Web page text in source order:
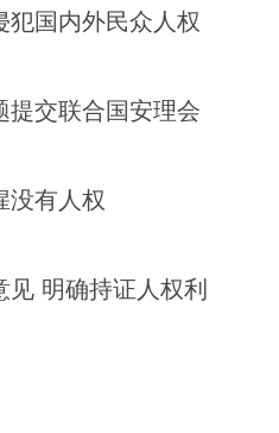
犯国内外民众人权
提交联合国安理会
没有人权
见 明确持证人权利